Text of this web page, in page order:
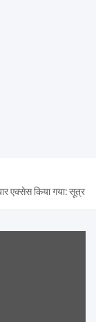
एक्सेस किया गया: सूत्र